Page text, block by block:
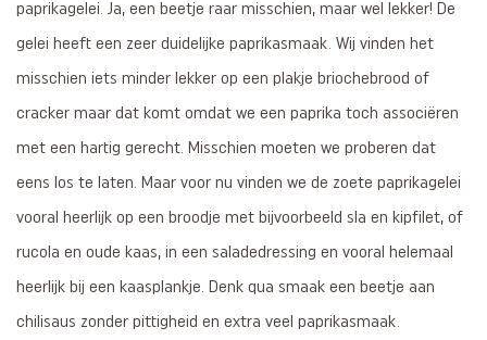
paprikagelei. Ja, een beetje raar misschien, maar wel lekker! De
gelei heeft een zeer duidelijke paprikasmaak. Wij vinden het
misschien iets minder lekker op een plakje briochebrood of
cracker maar dat komt omdat we een paprika toch associëren
met een hartig gerecht. Misschien moeten we proberen dat
eens los te laten. Maar voor nu vinden we de zoete paprikagelei
vooral heerlijk op een broodje met bijvoorbeeld sla en kipfilet, of
rucola en oude kaas, in een saladedressing en vooral helemaal
heerlijk bij een kaasplankje. Denk qua smaak een beetje aan
chilisaus zonder pittigheid en extra veel paprikasmaak.